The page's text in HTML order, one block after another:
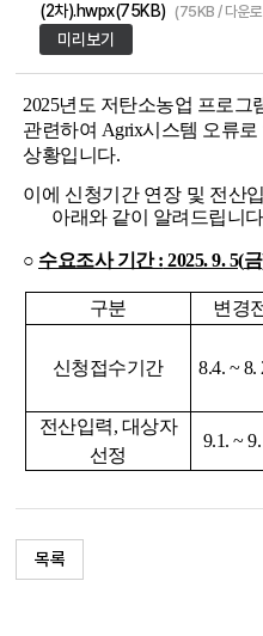
(2차).hwpx(75KB) (75KB / 다운
미리보기
2025년도 저탄소농업 프로그
관련하여 Agrix시스템 오류로
상황입니다.
이에 신청기간 연장 및 전산
아래와 같이 알려드립니다
○ 수요조사 기간 : 2025. 9. 5(금
구분 변경
신청접수기간 8.4. ~ 8.
전산입력, 대상자
선정
9.1. ~
목록